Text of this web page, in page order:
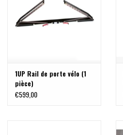
1UP Rail de porte vélo (1
pièce)
€599,00